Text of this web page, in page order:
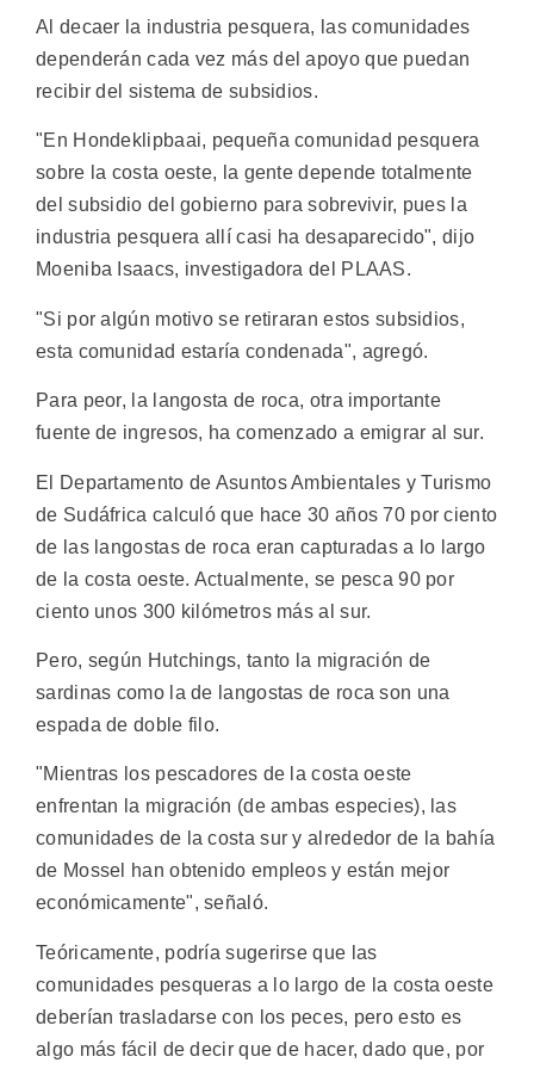
Al decaer la industria pesquera, las comunidades
dependerán cada vez más del apoyo que puedan
recibir del sistema de subsidios.
"En Hondeklipbaai, pequeña comunidad pesquera
sobre la costa oeste, la gente depende totalmente
del subsidio del gobierno para sobrevivir, pues la
industria pesquera allí casi ha desaparecido", dijo
Moeniba Isaacs, investigadora del PLAAS.
"Si por algún motivo se retiraran estos subsidios,
esta comunidad estaría condenada", agregó.
Para peor, la langosta de roca, otra importante
fuente de ingresos, ha comenzado a emigrar al sur.
El Departamento de Asuntos Ambientales y Turismo
de Sudáfrica calculó que hace 30 años 70 por ciento
de las langostas de roca eran capturadas a lo largo
de la costa oeste. Actualmente, se pesca 90 por
ciento unos 300 kilómetros más al sur.
Pero, según Hutchings, tanto la migración de
sardinas como la de langostas de roca son una
espada de doble filo.
"Mientras los pescadores de la costa oeste
enfrentan la migración (de ambas especies), las
comunidades de la costa sur y alrededor de la bahía
de Mossel han obtenido empleos y están mejor
económicamente", señaló.
Teóricamente, podría sugerirse que las
comunidades pesqueras a lo largo de la costa oeste
deberían trasladarse con los peces, pero esto es
algo más fácil de decir que de hacer, dado que, por